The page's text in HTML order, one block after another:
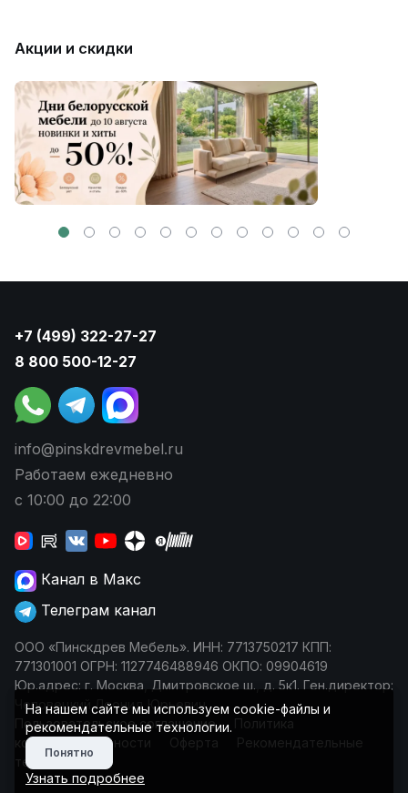
Акции и скидки
+7 (499) 322-27-27
8 800 500-12-27
info@pinskdrevmebel.ru
Работаем ежедневно
с 10:00 до 22:00
Канал в Макс
Телеграм канал
ООО «Пинскдрев Мебель». ИНН: 7713750217 КПП:
771301001 ОГРН: 1127746488946 ОКПО: 09904619
Юр.адрес: г. Москва, Дмитровское ш., д. 5к1. Ген.директор:
Чеповецкий Леонид Юрьевич
Пользовательское соглашение
Политика
конфиденциальности
Оферта
Рекомендательные
технологии
На нашем сайте мы используем cookie-файлы и
рекомендательные технологии.
Понятно
Узнать подробнее